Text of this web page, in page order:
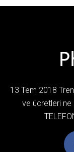
13 Tem 2018
ve ücretleri ne